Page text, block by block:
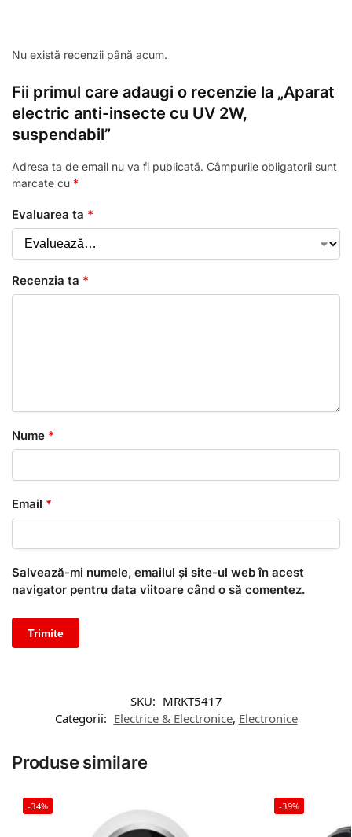
Nu există recenzii până acum.
Fii primul care adaugi o recenzie la „Aparat
electric anti-insecte cu UV 2W,
suspendabil”
Adresa ta de email nu va fi publicată. Câmpurile obligatorii sunt
marcate cu *
Evaluarea ta *
Recenzia ta *
Nume *
Email *
Salvează-mi numele, emailul și site-ul web în acest
navigator pentru data viitoare când o să comentez.
SKU: MRKT5417
Categorii: Electrice & Electronice, Electronice
Produse similare
-34% -39%